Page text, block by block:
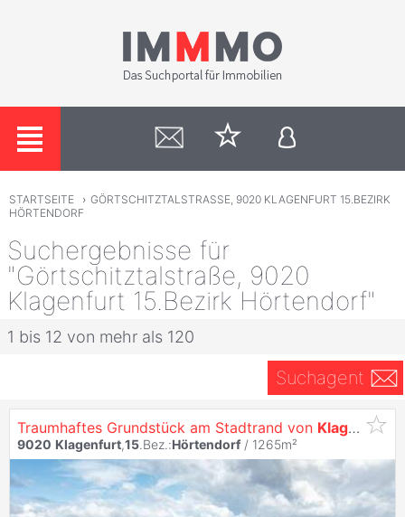
STARTSEITE › GÖRTSCHITZTALSTRASSE, 9020 KLAGENFURT 15.BEZIRK
HÖRTENDORF
Suchergebnisse für
"Görtschitztalstraße, 9020
Klagenfurt 15.Bezirk Hörtendorf"
1 bis 12 von mehr als 120
Suchagent
Traumhaftes Grundstück am Stadtrand von Klagenfurt
9020 Klagenfurt,15.Bez.:Hörtendorf / 1265m²